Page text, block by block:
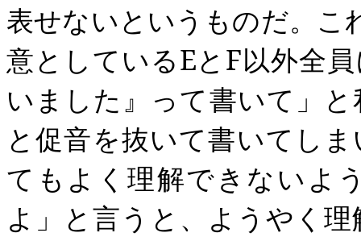
表せないというものだ。こ
意としているEと F以外全
いました』って書いて」
と促音を抜いて書いてし
てもよく理解できないよ
よ」と言うと、ようやく